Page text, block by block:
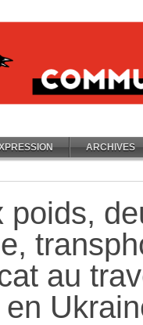
ARCHIVES
poids,
au